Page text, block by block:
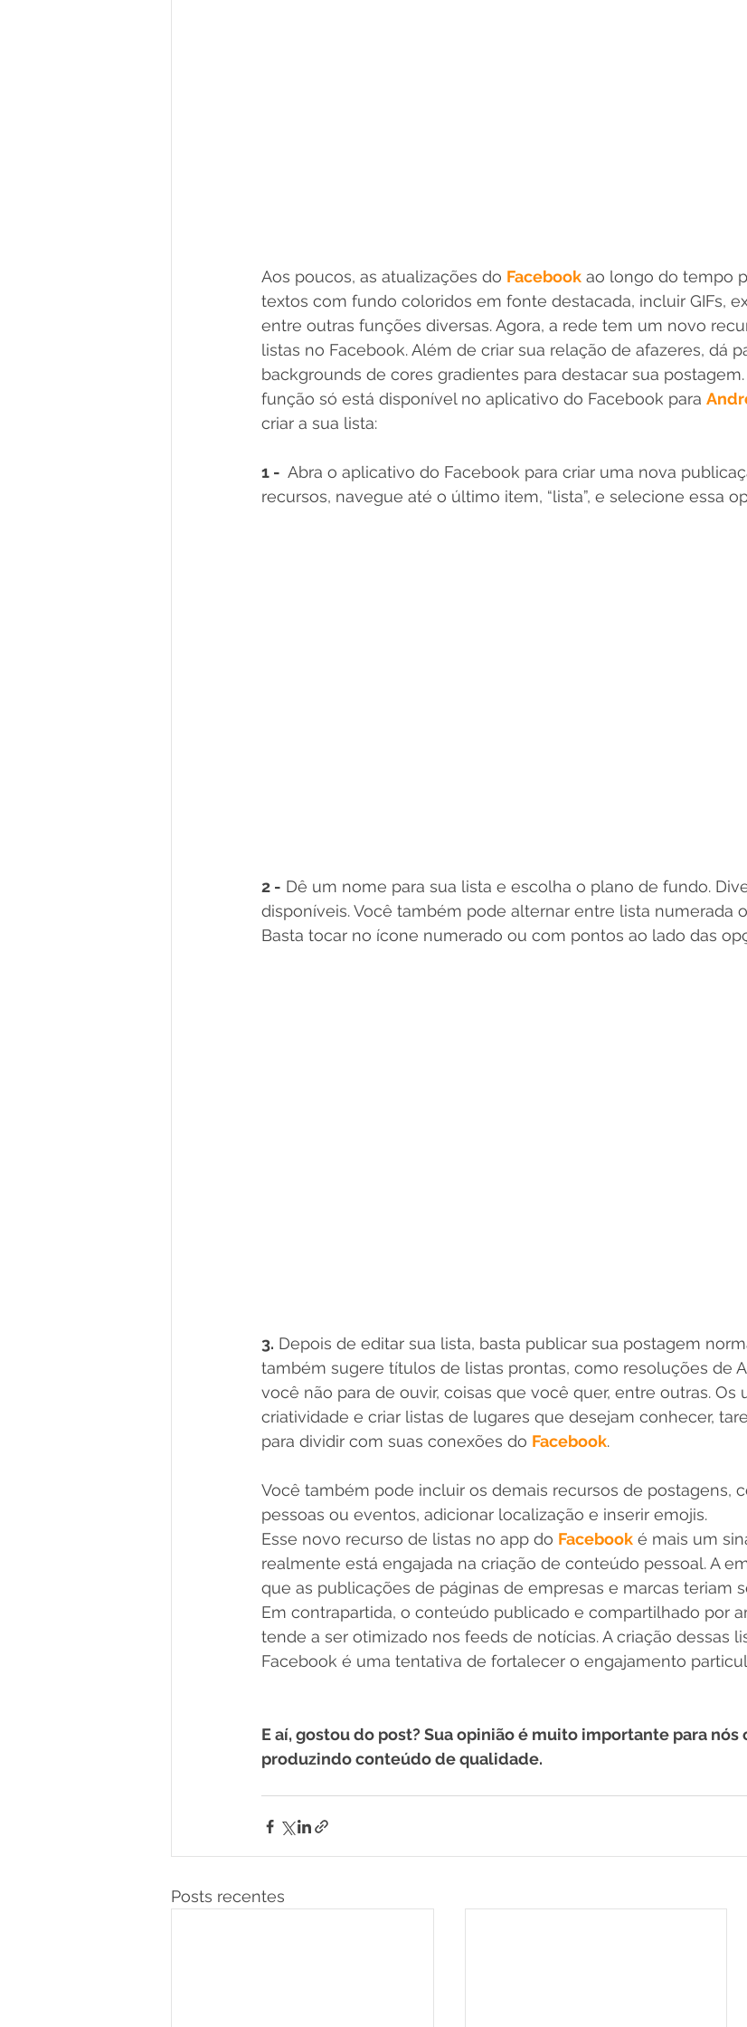
Aos poucos, as atualizações do Facebook ao longo do tempo
textos com fundo coloridos em fonte destacada, incluir GIFs,
entre outras funções diversas. Agora, a rede tem um novo
listas no Facebook. Além de criar sua relação de afazeres, dá
backgrounds de cores gradientes para destacar sua
função só está disponível no aplicativo do Facebook para
criar a sua lista:
1 - Abra o aplicativo do Facebook para criar uma nova
recursos, navegue até o último item, “lista”, e selecione essa
2 - Dê um nome para sua lista e escolha o plano de fundo.
disponíveis. Você também pode alternar entre lista numerada
Basta tocar no ícone numerado ou com pontos ao lado das
3. Depois de editar sua lista, basta publicar sua postagem
também sugere títulos de listas prontas, como resoluções de
você não para de ouvir, coisas que você quer, entre outras. Os
criatividade e criar listas de lugares que desejam conhecer,
para dividir com suas conexões do Facebook.
Você também pode incluir os demais recursos de postagens,
pessoas ou eventos, adicionar localização e inserir emojis.
Esse novo recurso de listas no app do Facebook é mais um
realmente está engajada na criação de conteúdo pessoal. A
que as publicações de páginas de empresas e marcas teriam
Em contrapartida, o conteúdo publicado e compartilhado por
tende a ser otimizado nos feeds de notícias. A criação dessas
Facebook é uma tentativa de fortalecer o engajamento
E aí, gostou do post? Sua opinião é muito importante para
produzindo conteúdo de qualidade.
Posts recentes